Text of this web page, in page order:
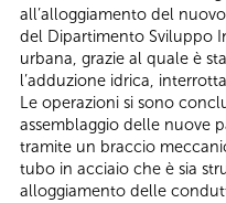
all’alloggiamento del
del Dipartimento Sviluppo
urbana, grazie al quale è
l’adduzione idrica,
Le operazioni si sono
assemblaggio delle nuove
tramite un braccio
tubo in acciaio che è sia
alloggiamento delle